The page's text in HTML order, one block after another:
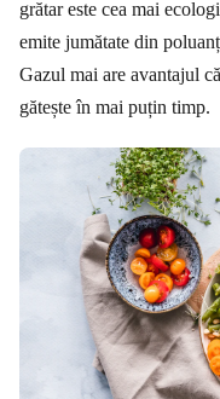
grătar este cea mai
emite jumătate din
Gazul mai are avantajul
gătește în mai puțin timp.